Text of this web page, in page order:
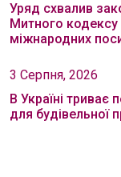
Уряд схвалив
Митного кодексу
міжнародних
3 Серпня, 2026
В Україні триває
для будівельної